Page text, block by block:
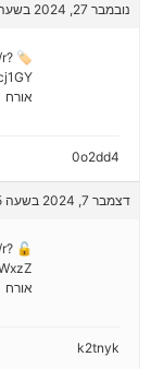
נובמבר 27, 2024 בשעה 1:43 am
אורח
0o2dd4
דצמבר 7, 2024 בשעה 1:25 am
אורח
k2tnyk